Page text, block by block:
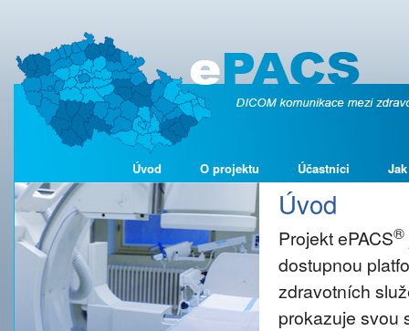
Úvod O projektu Účastníci
Úvod
Projekt ePACS®
dostupnou
zdravotních
prokazuje svou